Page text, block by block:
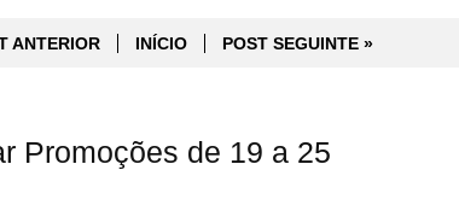
ANTERIOR INÍCIO POST SEGUINTE »
Promoções de 19 a 25